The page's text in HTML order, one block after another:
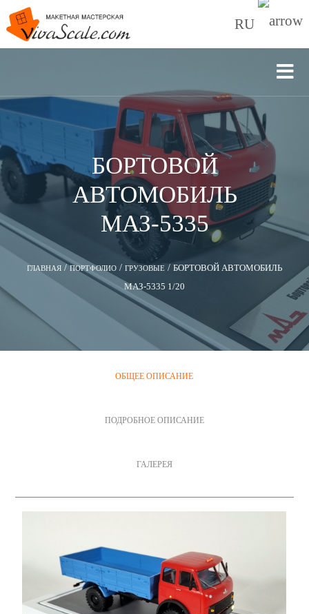
RU
БОРТОВОЙ
АВТОМОБИЛЬ
МАЗ-5335
ГЛАВНАЯ /ПОРТФОЛИО / ГРУЗОВЫЕ / БОРТОВОЙ АВТОМОБИЛЬ
МАЗ-5335 1/20
ОБЩЕЕ ОПИСАНИЕ
ПОДРОБНОЕ ОПИСАНИЕ
ГАЛЕРЕЯ